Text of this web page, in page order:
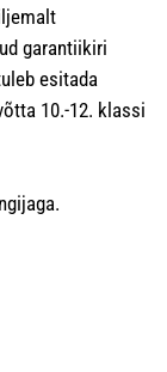
garantiikiri
esitada
10.-12. klassi